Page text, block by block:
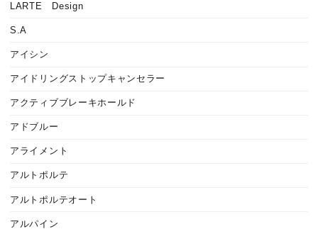
LARTE Design
S.A
アイシン
アイドリングストップキャンセラー
アクティブブレーキホールド
アドブルー
アライメント
アルトポルテ
アルトポルテオート
アルパイン